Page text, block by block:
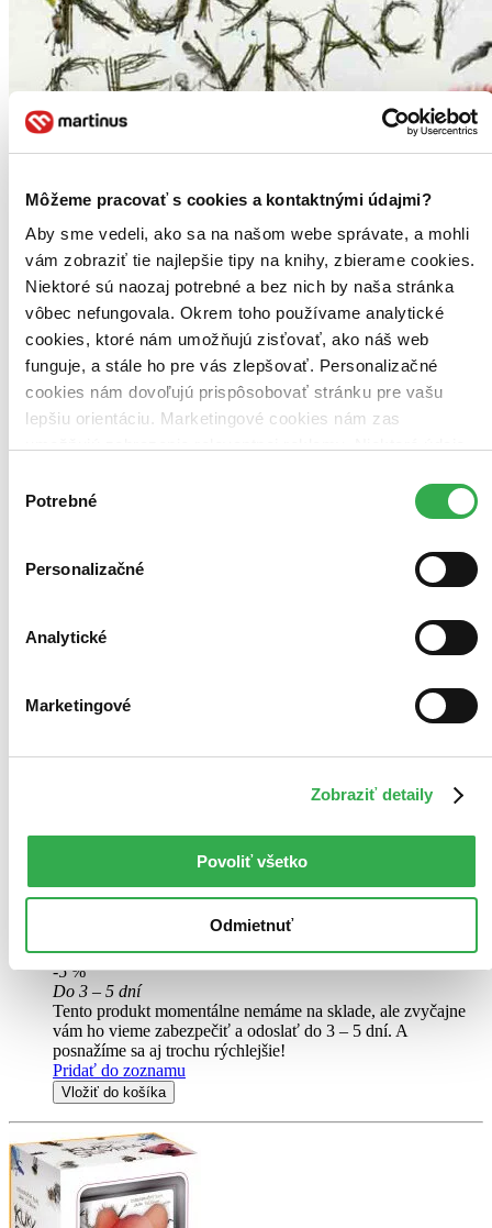
Môžeme pracovať s cookies a kontaktnými údajmi?
Aby sme vedeli, ako sa na našom webe správate, a mohli
vám zobraziť tie najlepšie tipy na knihy, zbierame cookies.
Niektoré sú naozaj potrebné a bez nich by naša stránka
vôbec nefungovala. Okrem toho používame analytické
cookies, ktoré nám umožňujú zisťovať, ako náš web
funguje, a stále ho pre vás zlepšovať. Personalizačné
cookies nám dovoľujú prispôsobovať stránku pre vašu
lepšiu orientáciu. Marketingové cookies nám zas
keby sme mohli používať všetky tieto cookies. Ďakujeme!
súhlasu
Potrebné
Personalizačné
Analytické
Marketingové
Zobraziť detaily
Povoliť všetko
Odmietnuť
Kuky se vrací
Zdeněk Svěrák
Ondřej Svěrák
Petr Čtvrtníček
Podle skutečné události, kterou na vlastní kůži prožila jedna plyšová
hračka. Nejoblíbenější hračkou šestiletého Ondry je plyšový Kuky.
sype dřevitá vlna a to není dobré pro Ondrovo astma...
3,70 €
-5 %
Do 3 – 5 dní
Tento produkt momentálne nemáme na sklade, ale zvyčajne
vám ho vieme zabezpečiť a odoslať do 3 – 5 dní. A
posnažíme sa aj trochu rýchlejšie!
Pridať do zoznamu
Vložiť do košíka